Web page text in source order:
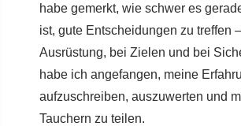
habe gemerkt, wie schwer es
ist, gute Entscheidungen zu treffen
Ausrüstung, bei Zielen und bei
habe ich angefangen, meine
aufzuschreiben, auszuwerten und
Tauchern zu teilen.